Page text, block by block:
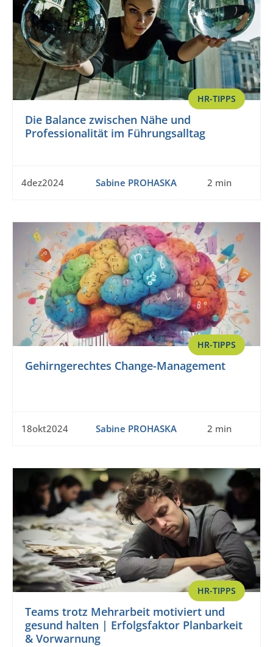
HR-TIPPS
Die Balance zwischen Nähe und
Professionalität im Führungsalltag
4dez2024 Sabine PROHASKA 2 min
HR-TIPPS
Gehirngerechtes Change-Management
18okt2024 Sabine PROHASKA 2 min
HR-TIPPS
Teams trotz Mehrarbeit motiviert und
gesund halten | Erfolgsfaktor Planbarkeit
& Vorwarnung